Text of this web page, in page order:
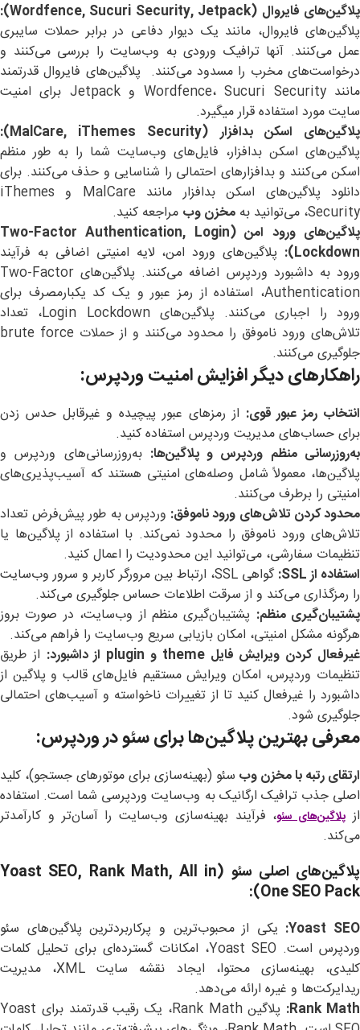
پلاگین‌های فایروال (Wordfence, Sucuri Security, Jetpack):
پلاگین‌های فایروال، مانند یک دیوار دفاعی در برابر حملات سایبری
عمل می‌کنند. آنها ترافیک ورودی به وب‌سایت را بررسی می‌کنند و
درخواست‌های مخرب را مسدود می‌کنند. پلاگین‌های فایروال قدرتمند
مانند Wordfence، Sucuri Security و Jetpack برای امنیت
سایت مورد استفاده قرار میگیرد.
پلاگین‌های اسکن بدافزار(MalCare, iThemes Security):
پلاگین‌های اسکن بدافزار، فایل‌های وب‌سایت شما را به طور منظم
اسکن می‌کنند و بدافزارهای احتمالی را شناسایی و حذف می‌کنند. برای
دانلود پلاگین‌های اسکن بدافزار مانند MalCare و iThemes
Security، می‌توانید به
مخزن وب مراجعه کنید.
پلاگین‌های ورود امن
(Two-Factor Authentication, Login
Lockdown):
پلاگین‌های ورود امن، لایه امنیتی اضافی به فرآیند
ورود به داشبورد وردپرس اضافه می‌کنند. پلاگین‌های Two-Factor
Authentication، استفاده از رمز عبور و یک کد یکبارمصرف برای
ورود را اجباری می‌کنند. پلاگین‌های Login Lockdown، تعداد
تلاش‌های ورود ناموفق را محدود می‌کنند و از حملات brute force
جلوگیری می‌کنند.
راهکارهای دیگر افزایش امنیت وردپرس:
انتخاب رمز عبور قوی: از رمزهای عبور پیچیده و غیرقابل حدس زدن
برای حساب‌های مدیریت وردپرس استفاده کنید.
به‌روزرسانی منظم وردپرس و پلاگین‌ها: به‌روزرسانی‌های وردپرس و
پلاگین‌ها، معمولاً شامل وصله‌های امنیتی هستند که آسیب‌پذیری‌های
امنیتی را برطرف می‌کنند.
محدود کردن تلاش‌های ورود ناموفق: وردپرس به طور پیش‌فرض تعداد
تلاش‌های ورود ناموفق را محدود نمی‌کند. با استفاده از پلاگین‌ها یا
تنظیمات سفارشی، می‌توانید این محدودیت را اعمال کنید.
استفاده ازSSL:
گواهی SSL، ارتباط بین مرورگر کاربر و سرور وب‌سایت
را رمزگذاری می‌کند و از سرقت اطلاعات حساس جلوگیری می‌کند.
پشتیبان‌گیری منظم: پشتیبان‌گیری منظم از وب‌سایت، در صورت بروز
هرگونه مشکل امنیتی، امکان بازیابی سریع وب‌سایت را فراهم می‌کند.
غیرفعال کردن ویرایش فایل theme وplugin از داشبورد: از طریق
تنظیمات وردپرس، امکان ویرایش مستقیم فایل‌های قالب و پلاگین از
داشبورد را غیرفعال کنید تا از تغییرات ناخواسته و آسیب‌های احتمالی
جلوگیری شود.
معرفی بهترین پلاگین‌ها برای سئو در وردپرس:
ارتقای رتبه با مخزن وب سئو (بهینه‌سازی برای موتورهای جستجو)، کلید
اصلی جذب ترافیک ارگانیک به وب‌سایت وردپرسی شما است. استفاده
از پلاگین‌های سئو، فرآیند بهینه‌سازی وب‌سایت را آسان‌تر و کارآمدتر
می‌کند.
پلاگین‌های اصلی سئو
(Yoast SEO, Rank Math, All in
One SEO Pack):
Yoast SEO: یکی از محبوب‌ترین و پرکاربردترین پلاگین‌های سئو
وردپرس است. Yoast SEO، امکانات گسترده‌ای برای تحلیل کلمات
کلیدی، بهینه‌سازی محتوا، ایجاد نقشه سایت XML، مدیریت
ریدایرکت‌ها و غیره ارائه می‌دهد.
Rank Math:
پلاگین Rank Math، یک رقیب قدرتمند برای Yoast